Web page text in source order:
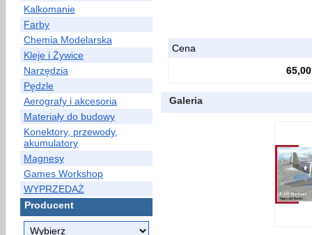
Kalkomanie
Farby
Chemia Modelarska
Kleje i Żywice
Narzędzia
Pędzle
Aerografy i akcesoria
Materiały do budowy
Konektory, przewody,
akumulatory
Magnesy
Games Workshop
WYPRZEDAŻ
Producent
Cena
65,00
Galeria